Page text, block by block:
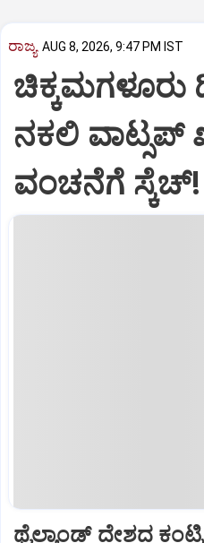
ರಾಜ್ಯ AUG 8, 2026, 9:47 PM IST
ಚಿಕ್ಕಮಗಳೂರು
ನಕಲಿ ವಾಟ್ಸಪ್
ವಂಚನೆಗೆ ಸ್ಕೆಚ್!
ಥೈಲ್ಯಾಂಡ್ ದೇಶದ